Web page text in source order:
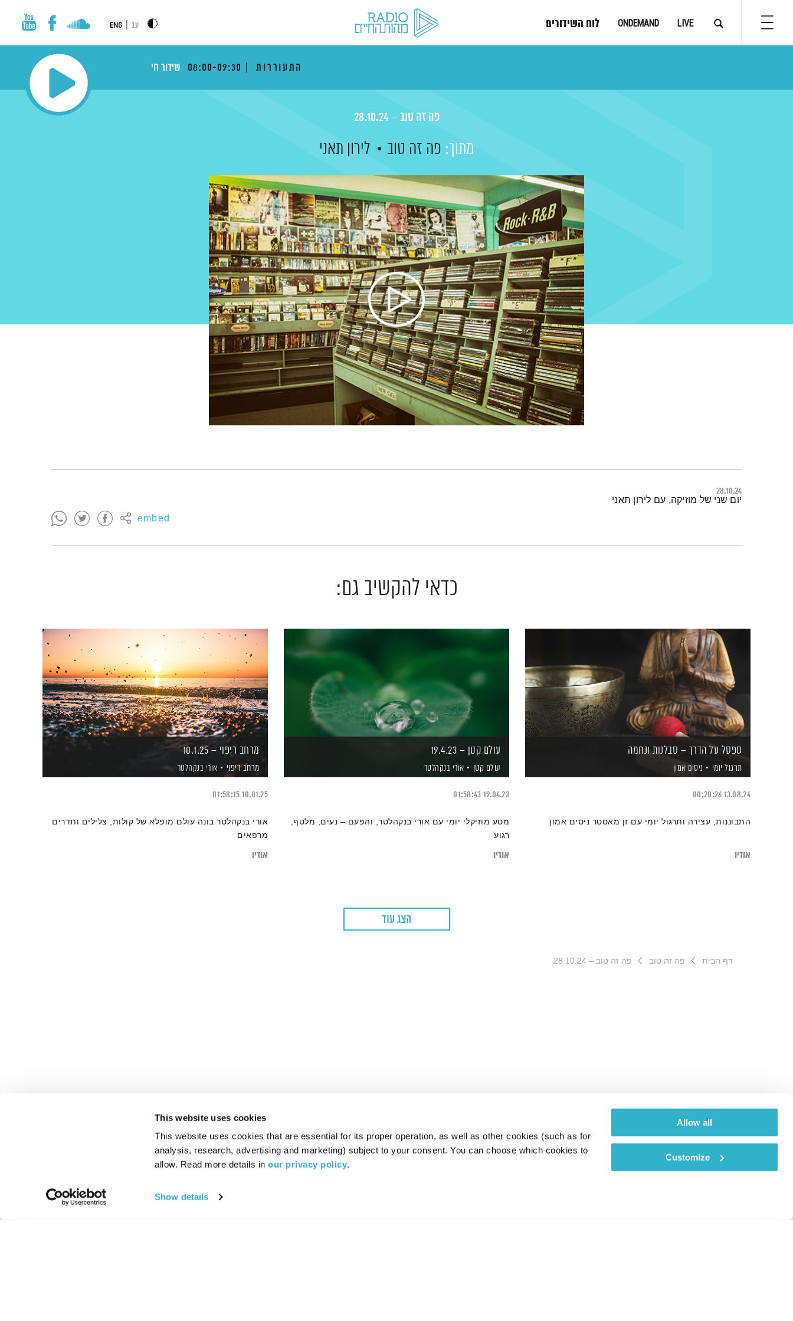
This website uses cookies
This website uses cookies that are essential for its proper operation, as well as other cookies (such as for
analysis, research, advertising and marketing) subject to your consent. You can choose which cookies to
allow. Read more details in our privacy policy.
Show details
Allow all
Customize
LIVE
ONDEMAND לוח השידורים עב ENG
התעוררות 08:00-09:30 שידור חי
פה זה טוב – 28.10.24
מתוך: פה זה טוב לירון תאני
28.10.24
embed
תמצית הפודקאסט
יום שני של מוזיקה, עם לירון תאני
כדאי להקשיב גם:
ספסל על הדרך – סבלנות ונחמה
תרגול יומי ניסים אמון
13.08.24
00:20:26
התבוננות, עצירה ותרגול יומי עם זן מאסטר ניסים אמון
אודיו
עולם קטן – 19.4.23
עולם קטן אורי בנקהלטר
19.04.23
01:58:43
מסע מוזיקלי יומי עם אורי בנקהלטר, והפעם – נעים, מלטף,
רגוע
אודיו
מרחב ריפוי – 10.1.25
מרחב ריפוי אורי בנקהלטר
10.01.25
01:58:15
אורי בנקהלטר בונה עולם מופלא של קולות, צלילים ותדרים
מרפאים
אודיו
הצג עוד
דף הבית פה זה טוב פה זה טוב – 28.10.24